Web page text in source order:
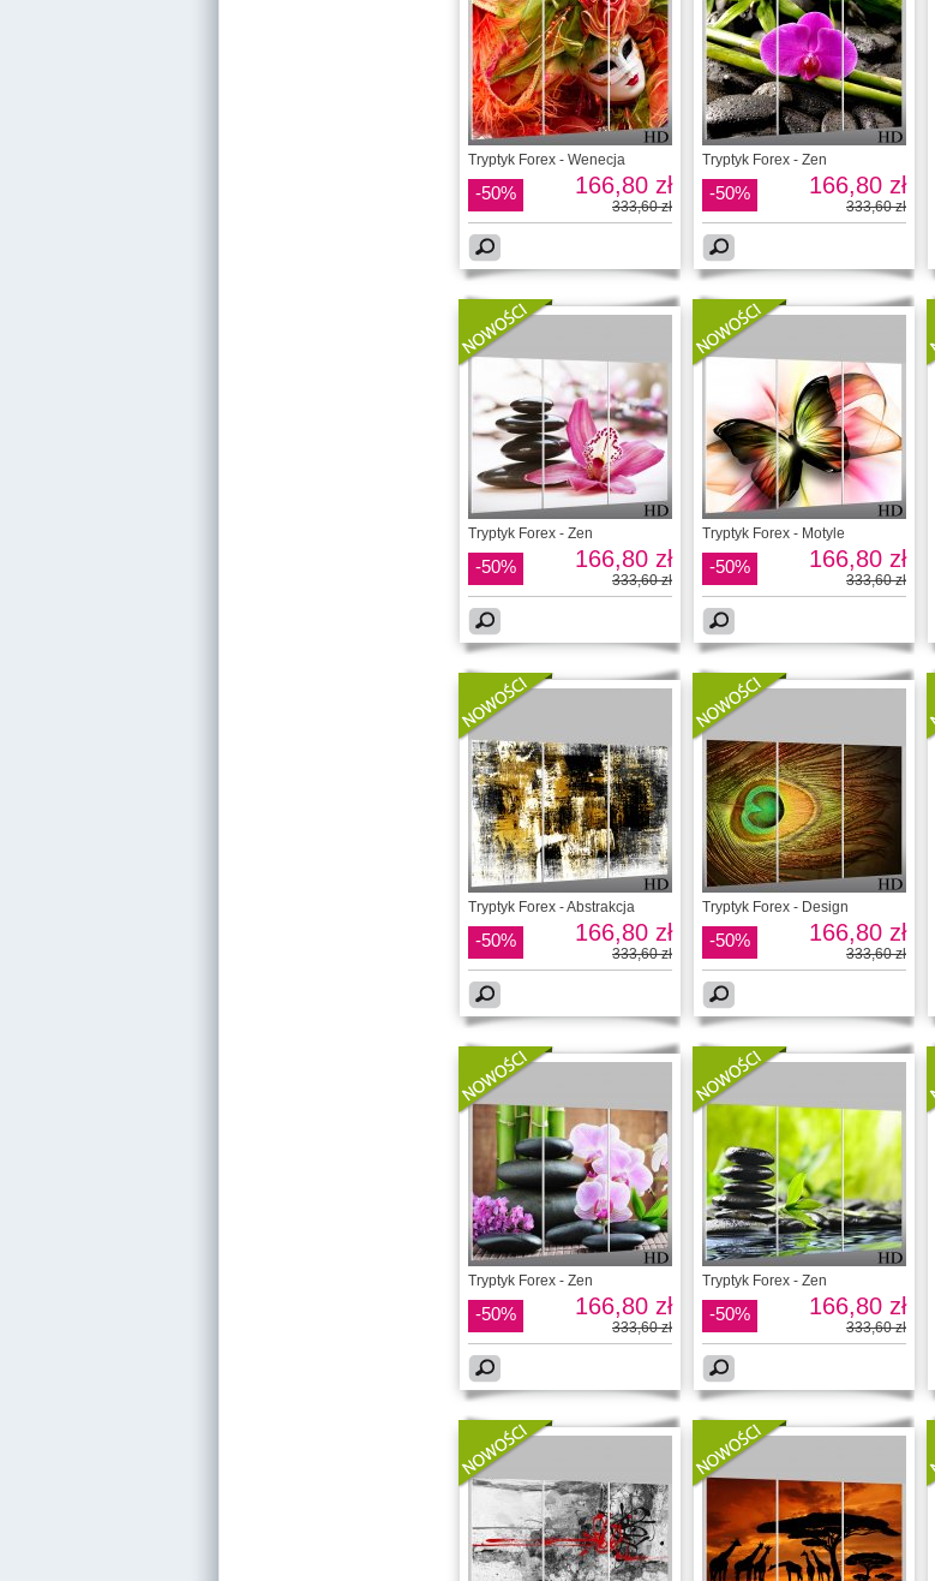
Tryptyk Forex - Wenecja
-50% 166,80 zł
333,60 zł
Tryptyk Forex - Zen
-50% 166,80 zł
333,60 zł
Tryptyk Forex - Zen
-50% 166,80 zł
333,60 zł
Tryptyk Forex - Motyle
-50% 166,80 zł
333,60 zł
Tryptyk Forex - Abstrakcja
-50% 166,80 zł
333,60 zł
Tryptyk Forex - Design
-50% 166,80 zł
333,60 zł
Tryptyk Forex - Zen
-50% 166,80 zł
333,60 zł
Tryptyk Forex - Zen
-50% 166,80 zł
333,60 zł